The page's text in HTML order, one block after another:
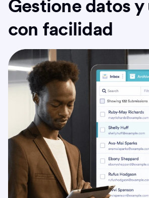
Gestione datos y
con facilidad